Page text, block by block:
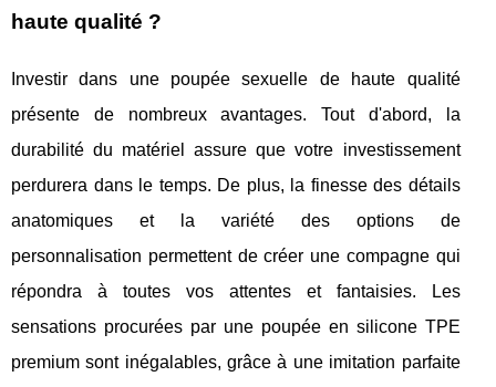
haute qualité ?
Investir dans une poupée sexuelle de haute qualité
présente de nombreux avantages. Tout d'abord, la
durabilité du matériel assure que votre investissement
perdurera dans le temps. De plus, la finesse des détails
anatomiques et la variété des options de
personnalisation permettent de créer une compagne qui
répondra à toutes vos attentes et fantaisies. Les
sensations procurées par une poupée en silicone TPE
premium sont inégalables, grâce à une imitation parfaite